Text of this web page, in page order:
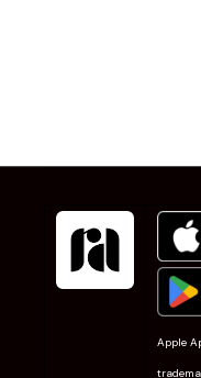
Apple